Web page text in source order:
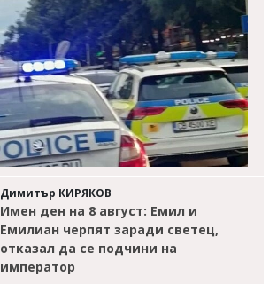
Димитър КИРЯКОВ
Имен ден на 8 август: Емил и
Емилиан черпят заради светец,
отказал да се подчини на
император